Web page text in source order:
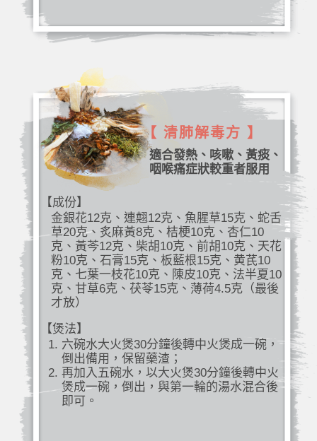
【 清肺解毒方 】
適合發熱、咳嗽、黃痰、
咽喉痛症狀較重者服用
【成份】
金銀花12克、連翹12克、魚腥草15克、蛇舌
草20克、炙麻黃8克、桔梗10克、杏仁10
克、黃芩12克、柴胡10克、前胡10克、天花
粉10克、石膏15克、板藍根15克、黄芪10
克、七葉一枝花10克、陳皮10克、法半夏10
克、甘草6克、茯苓15克、薄荷4.5克（最後
才放）
【煲法】
六碗水大火煲30分鐘後轉中火煲成一碗，
倒出備用，保留藥渣；
再加入五碗水，以大火煲30分鐘後轉中火
煲成一碗，倒出，與第一輪的湯水混合後
即可。